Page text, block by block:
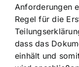
Anforderungen
Regel für die
dass das
einhält und